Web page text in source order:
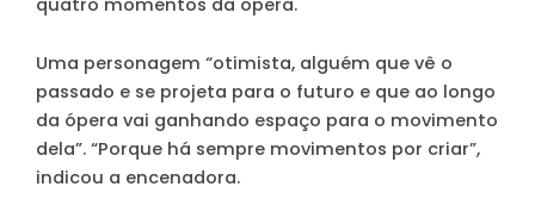
Uma personagem “otimista, alguém que vê o
passado e se projeta para o futuro e que ao longo
da ópera vai ganhando espaço para o movimento
dela”. “Porque há sempre movimentos por criar”,
indicou a encenadora.